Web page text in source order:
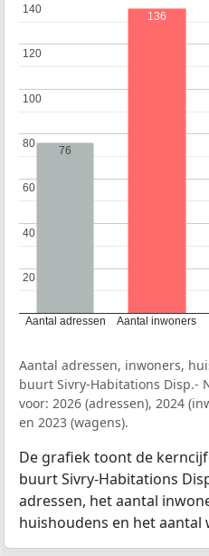
Aantal adressen Aantal inwoners
20
20
40
40
60
60
80
80
100
100
120
120
140
140
76
136
Aantal adressen, inwoners,
buurt Sivry-Habitations Disp.-
voor: 2026 (adressen), 2024
en 2023 (wagens).
De grafiek toont de
buurt Sivry-Habitations
adressen, het aantal
huishoudens en het aantal